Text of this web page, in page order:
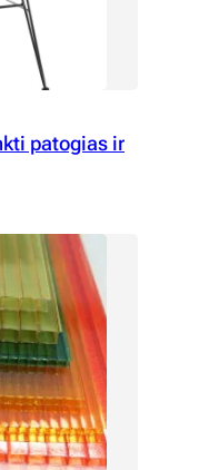
patogias ir